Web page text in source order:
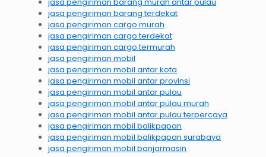
jasa pengiriman barang terdekat
jasa pengiriman cargo murah
jasa pengiriman cargo terdekat
jasa pengiriman cargo termurah
jasa pengiriman mobil
jasa pengiriman mobil antar kota
jasa pengiriman mobil antar provinsi
jasa pengiriman mobil antar pulau
jasa pengiriman mobil antar pulau murah
jasa pengiriman mobil antar pulau terpercaya
jasa pengiriman mobil balikpapan
jasa pengiriman mobil balikpapan surabaya
jasa pengiriman mobil banjarmasin